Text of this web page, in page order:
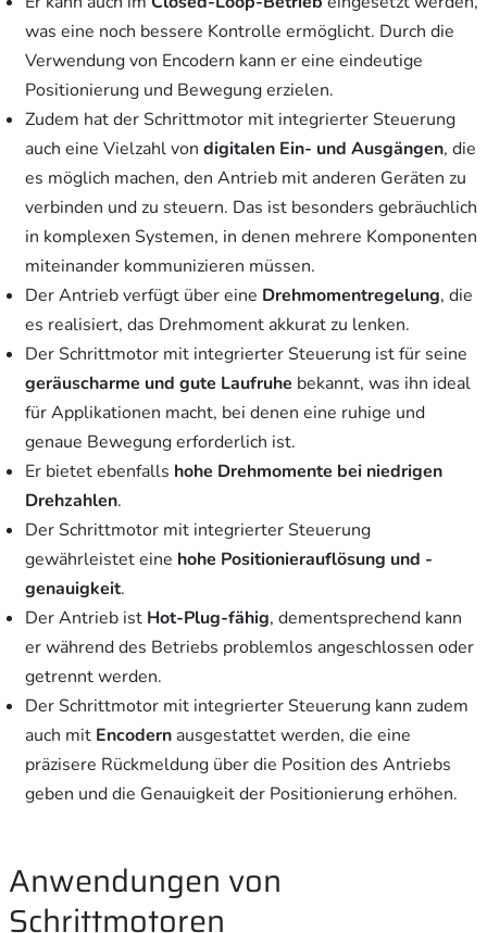
was eine noch bessere Kontrolle ermöglicht. Durch die
Verwendung von Encodern kann er eine eindeutige
Positionierung und Bewegung erzielen.
Zudem hat der Schrittmotor mit integrierter Steuerung
auch eine Vielzahl von digitalen Ein- und Ausgängen, die
es möglich machen, den Antrieb mit anderen Geräten zu
verbinden und zu steuern. Das ist besonders gebräuchlich
in komplexen Systemen, in denen mehrere Komponenten
miteinander kommunizieren müssen.
Der Antrieb verfügt über eine Drehmomentregelung, die
es realisiert, das Drehmoment akkurat zu lenken.
Der Schrittmotor mit integrierter Steuerung ist für seine
geräuscharme und gute Laufruhe bekannt, was ihn ideal
für Applikationen macht, bei denen eine ruhige und
genaue Bewegung erforderlich ist.
Er bietet ebenfalls hohe Drehmomente bei niedrigen
Drehzahlen.
Der Schrittmotor mit integrierter Steuerung
gewährleistet eine hohe Positionierauflösung und -
genauigkeit.
Der Antrieb ist Hot-Plug-fähig, dementsprechend kann
er während des Betriebs problemlos angeschlossen oder
getrennt werden.
Der Schrittmotor mit integrierter Steuerung kann zudem
auch mit Encodern ausgestattet werden, die eine
präzisere Rückmeldung über die Position des Antriebs
geben und die Genauigkeit der Positionierung erhöhen.
Anwendungen von
Schrittmotoren